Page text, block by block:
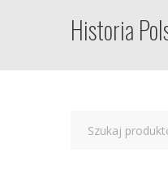
Historia